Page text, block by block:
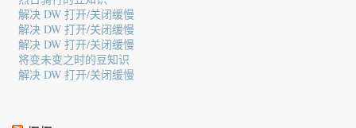
解决 DW 打开/关闭缓慢
解决 DW 打开/关闭缓慢
解决 DW 打开/关闭缓慢
将变未变之时的豆知识
解决 DW 打开/关闭缓慢